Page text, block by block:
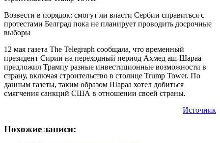
Возвести в порядок: смогут ли власти Сербии справиться с
протестами Белград пока не планирует проводить досрочные
выборы
12 мая газета The Telegraph сообщала, что временный
президент Сирии на переходный период Ахмед аш-Шараа
предложил Трампу разные инвестиционные возможности в
страну, включая строительство в столице Trump Tower. По
данным газеты, таким образом Шараа хотел добиться
смягчения санкций США в отношении своей страны.
Источник
Похожие записи: